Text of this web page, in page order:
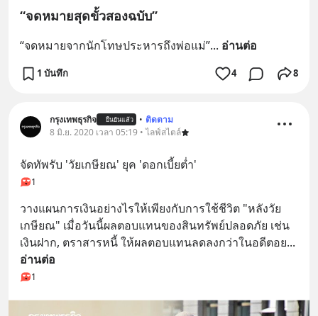
“จดหมายสุดขั้วสองฉบับ”
“จดหมายจากนักโทษประหารถึงพ่อแม่”... อ่านต่อ
1 บันทึก 4 8
กรุงเทพธุรกิจ ยืนยันแล้ว • ติดตาม
8 มิ.ย. 2020 เวลา 05:19 • ไลฟ์สไตล์
จัดทัพรับ 'วัยเกษียณ' ยุค 'ดอกเบี้ยต่ำ'
1
วางแผนการเงินอย่างไรให้เพียงกับการใช้ชีวิต "หลังวัย
เกษียณ" เมื่อวันนี้ผลตอบแทนของสินทรัพย์ปลอดภัย เช่น
เงินฝาก, ตราสารหนี้ ให้ผลตอบแทนลดลงกว่าในอดีตอย
อ่านต่อ
1